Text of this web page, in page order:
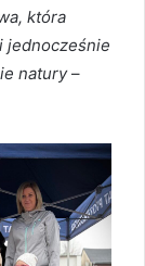
która
jednocześnie
natury–